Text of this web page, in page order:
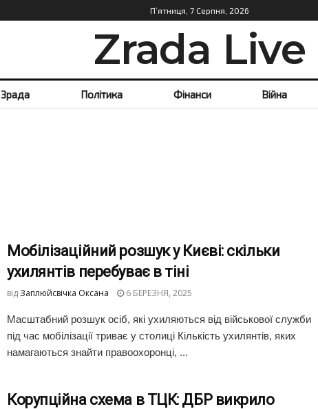
П’ятниця, 7 Серпня, 2026
Zrada Live
Зрада Політика Фінанси Війна
Мобілізаційний розшук у Києві: скільки
ухилянтів перебуває в тіні
від Заплюйсвічка Оксана 6 БЕРЕЗНЯ, 2025
Масштабний розшук осіб, які ухиляються від військової служби
під час мобілізації триває у столиці Кількість ухилянтів, яких
намагаються знайти правоохоронці, ...
Корупційна схема в ТЦК: ДБР викрило